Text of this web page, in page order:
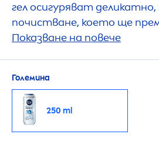
гел осигуряват деликатно,
почистване, което ще
замърсяванията и
Показване на повече
Големина
250 ml